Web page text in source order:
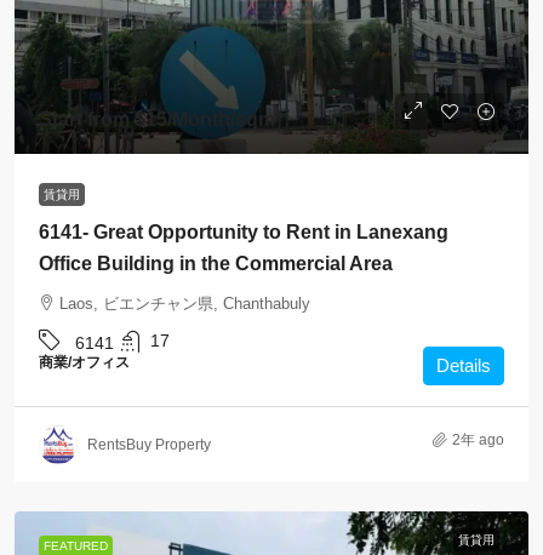
Start from$15/Month/sqm
賃貸用
6141- Great Opportunity to Rent in Lanexang
Office Building in the Commercial Area
Laos, ビエンチャン県, Chanthabuly
6141 17
商業/オフィス Details
RentsBuy Property 2年 ago
FEATURED 賃貸用